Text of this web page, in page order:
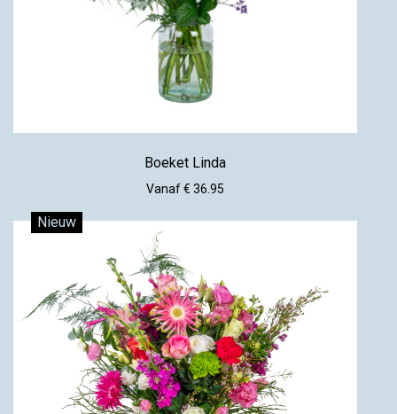
Boeket Linda
Vanaf € 36.95
Nieuw